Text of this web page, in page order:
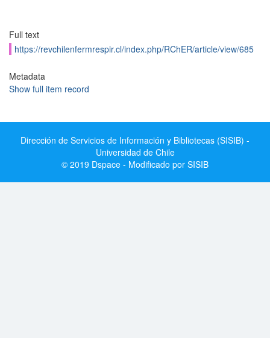
Full text
https://revchilenfermrespir.cl/index.php/RChER/article/view/685
Metadata
Show full item record
Dirección de Servicios de Información y Bibliotecas (SISIB) -
Universidad de Chile
© 2019 Dspace - Modificado por SISIB